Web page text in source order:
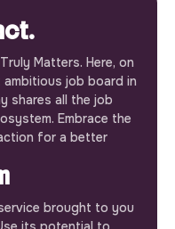
Matters. Here, on
job board in
shares all the job
Embrace the
for a better
brought to you